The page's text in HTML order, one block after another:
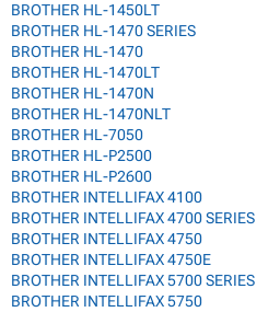
BROTHER HL-1450LT
BROTHER HL-1470 SERIES
BROTHER HL-1470
BROTHER HL-1470LT
BROTHER HL-1470N
BROTHER HL-1470NLT
BROTHER HL-7050
BROTHER HL-P2500
BROTHER HL-P2600
BROTHER INTELLIFAX 4100
BROTHER INTELLIFAX 4700 SERIES
BROTHER INTELLIFAX 4750
BROTHER INTELLIFAX 4750E
BROTHER INTELLIFAX 5700 SERIES
BROTHER INTELLIFAX 5750